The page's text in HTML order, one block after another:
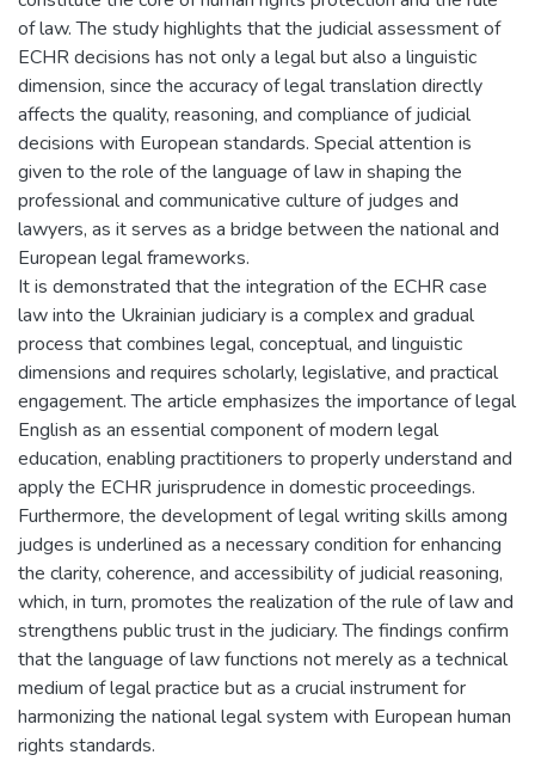
of law. The study highlights that the judicial assessment of
ECHR decisions has not only a legal but also a linguistic
dimension, since the accuracy of legal translation directly
affects the quality, reasoning, and compliance of judicial
decisions with European standards. Special attention is
given to the role of the language of law in shaping the
professional and communicative culture of judges and
lawyers, as it serves as a bridge between the national and
European legal frameworks.
It is demonstrated that the integration of the ECHR case
law into the Ukrainian judiciary is a complex and gradual
process that combines legal, conceptual, and linguistic
dimensions and requires scholarly, legislative, and practical
engagement. The article emphasizes the importance of legal
English as an essential component of modern legal
education, enabling practitioners to properly understand and
apply the ECHR jurisprudence in domestic proceedings.
Furthermore, the development of legal writing skills among
judges is underlined as a necessary condition for enhancing
the clarity, coherence, and accessibility of judicial reasoning,
which, in turn, promotes the realization of the rule of law and
strengthens public trust in the judiciary. The findings confirm
that the language of law functions not merely as a technical
medium of legal practice but as a crucial instrument for
harmonizing the national legal system with European human
rights standards.